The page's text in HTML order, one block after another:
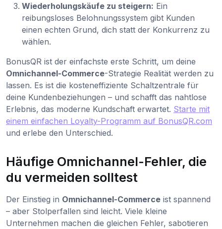
Wiederholungskäufe zu steigern: Ein
reibungsloses Belohnungssystem gibt Kunden
einen echten Grund, dich statt der Konkurrenz zu
wählen.
BonusQR ist der einfachste erste Schritt, um deine
Omnichannel-Commerce-Strategie Realität werden zu
lassen. Es ist die kosteneffiziente Schaltzentrale für
deine Kundenbeziehungen – und schafft das nahtlose
Erlebnis, das moderne Kundschaft erwartet. Starte mit
einem einfachen Loyalty-Programm auf BonusQR.com
und erlebe den Unterschied.
Häufige Omnichannel-Fehler, die
du vermeiden solltest
Der Einstieg in Omnichannel-Commerce ist spannend
– aber Stolperfallen sind leicht. Viele kleine
Unternehmen machen die gleichen Fehler, sabotieren